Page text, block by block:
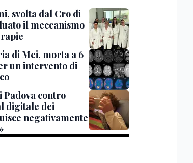
svolta dal Cro di
il meccanismo
di Mei, morta a 6
un intervento di
Padova contro
digitale dei
negativamente